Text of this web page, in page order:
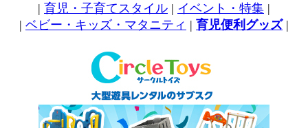
| 育児・子育てスタイル | イベント・特集 |
| ベビー・キッズ・マタニティ | 育児便利グッズ|